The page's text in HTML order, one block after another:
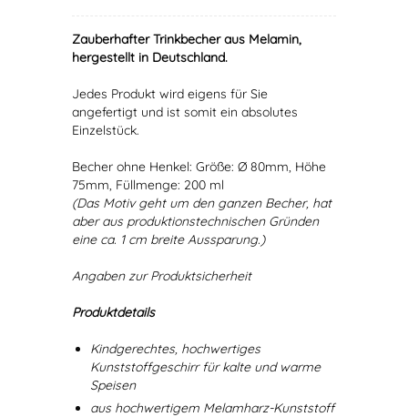
Zauberhafter Trinkbecher aus Melamin,
hergestellt in Deutschland.
Jedes Produkt wird eigens für Sie
angefertigt und ist somit ein absolutes
Einzelstück.
Becher ohne Henkel: Größe: Ø 80mm, Höhe
75mm, Füllmenge: 200 ml
(Das Motiv geht um den ganzen Becher, hat
aber aus produktionstechnischen Gründen
eine ca. 1 cm breite Aussparung.)
Angaben zur Produktsicherheit
Produktdetails
Kindgerechtes, hochwertiges
Kunststoffgeschirr für kalte und warme
Speisen
aus hochwertigem Melamharz-Kunststoff